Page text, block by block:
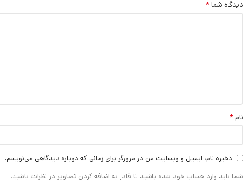
دیدگاه شما *
نام *
ذخیره نام، ایمیل و وبسایت من در مرورگر برای زمانی که دوباره دیدگاهی می‌نویسم.
شما باید وارد حساب خود شده باشید تا قادر به اضافه کردن تصاویر در نظرات باشید.